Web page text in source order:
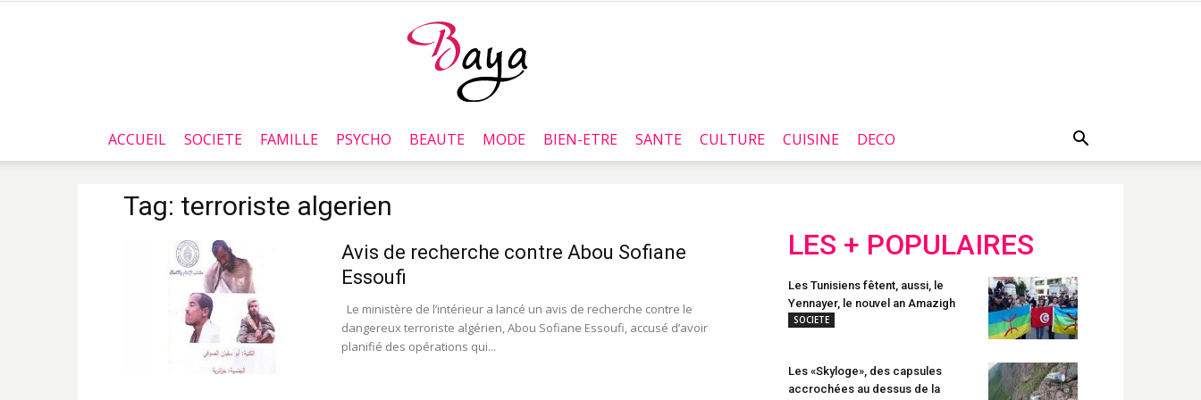
Baya.tn
ACCUEIL SOCIETE FAMILLE PSYCHO BEAUTE MODE BIEN-ETRE SANTE CULTURE CUISINE DECO
Tag: terroriste algerien
Avis de recherche contre Abou Sofiane
Essoufi
Le ministère de l’intérieur a lancé un avis de recherche contre le
dangereux terroriste algérien, Abou Sofiane Essoufi, accusé d’avoir
planifié des opérations qui...
LES + POPULAIRES
Les Tunisiens fêtent, aussi, le
Yennayer, le nouvel an Amazigh
SOCIETE
Les «Skyloge», des capsules
accrochées au dessus de la